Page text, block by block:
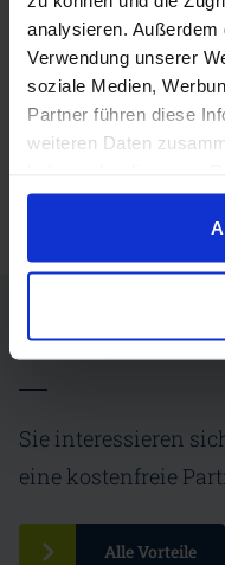
analysieren.
Verwendung unserer
soziale Medien,
Partner führen diese
weiteren Daten
gesammelt haben.
Executive
Partner werden
Sie interessieren
eine kostenfreie
Alle Vorteile